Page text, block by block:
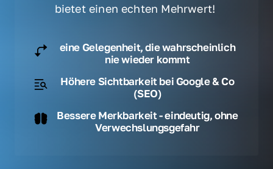
bietet einen echten Mehrwert!
eine Gelegenheit, die wahrscheinlich
nie wieder kommt
Höhere Sichtbarkeit bei Google & Co
(SEO)
Bessere Merkbarkeit - eindeutig, ohne
Verwechslungsgefahr